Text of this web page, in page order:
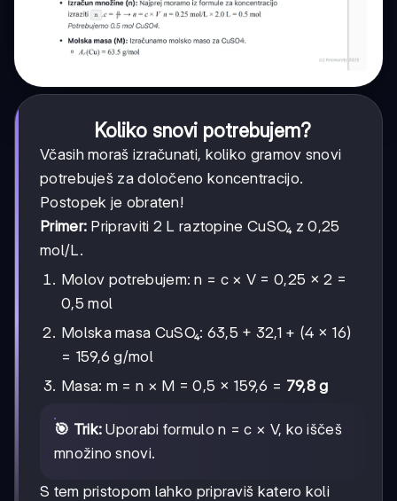
Koliko snovi potrebujem?
Včasih moraš izračunati, koliko gramov snovi
potrebuješ za določeno koncentracijo.
Postopek je obraten!
Primer: Pripraviti 2 L raztopine CuSO₄ z 0,25
mol/L.
Molov potrebujem: n = c × V = 0,25 × 2 =
0,5 mol
Molska masa CuSO₄: 63,5 + 32,1 + (4 × 16)
= 159,6 g/mol
Masa: m = n × M = 0,5 × 159,6 = 79,8 g
🎯 Trik: Uporabi formulo n = c × V, ko iščeš
množino snovi.
S tem pristopom lahko pripraviš katero koli